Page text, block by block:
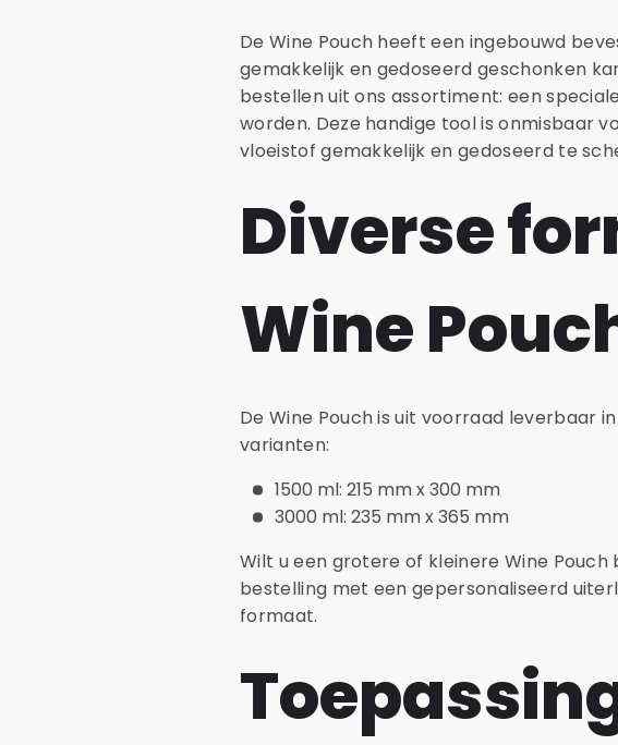
De Wine Pouch heeft een ingebouwd
gemakkelijk en gedoseerd geschonken
bestellen uit ons assortiment: een
worden. Deze handige tool is onmisbaar
vloeistof gemakkelijk en gedoseerd te
Diverse
Wine
De Wine Pouch is uit voorraad leverbaar
varianten:
1500 ml: 215 mm x 300 mm
3000 ml: 235 mm x 365 mm
Wilt u een grotere of kleinere Wine
bestelling met een gepersonaliseerd
formaat.